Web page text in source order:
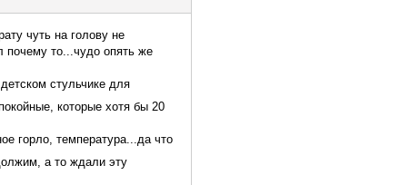
чуть на голову не
почему то...чудо опять же
стульчике для
которые хотя бы 20
горло, температура...да что
а то ждали эту